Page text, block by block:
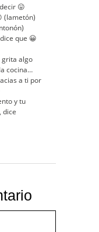
😛
(lametón)
que 😀
grita algo
cocina…
a ti por
y tu
dice